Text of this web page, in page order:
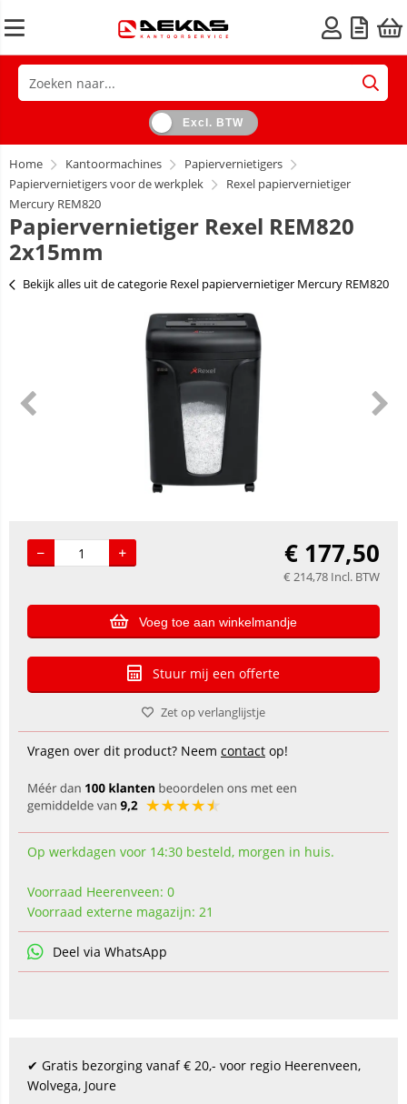
Excl. BTW
Home Kantoormachines
Papiervernietigers
Papiervernietigers voor de werkplek
Rexel papiervernietiger
Mercury REM820
Papiervernietiger Rexel REM820
2x15mm
Bekijk alles uit de categorie Rexel papiervernietiger Mercury REM820
€ 177,50
€ 214,78 Incl. BTW
Voeg toe aan winkelmandje
Stuur mij een offerte
Zet op verlanglijstje
Vragen over dit product? Neem contact op!
Op werkdagen voor 14:30 besteld, morgen in huis.
Voorraad Heerenveen: 0
Voorraad externe magazijn: 21
Deel via WhatsApp
✔ Gratis bezorging vanaf € 20,- voor regio Heerenveen,
Wolvega, Joure